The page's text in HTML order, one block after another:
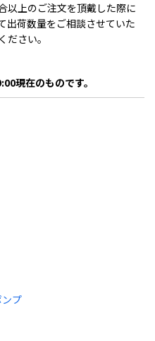
以上のご注文を頂戴した際に
出荷数量をご相談させていた
さい。
現在のものです。
プ